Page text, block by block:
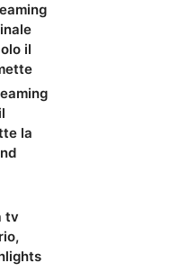
il
la
tv